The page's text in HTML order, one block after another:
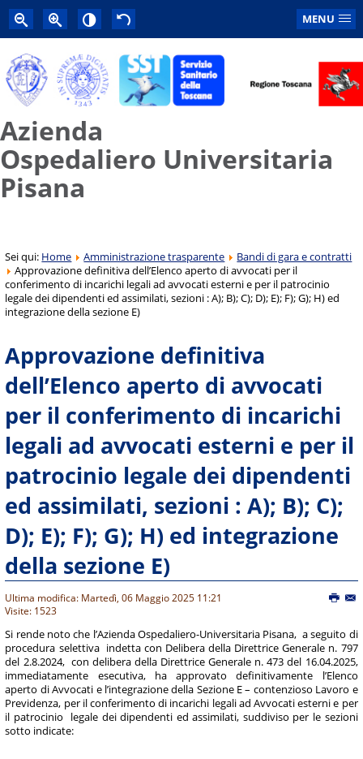
MENU
Azienda
Ospedaliero Universitaria
Pisana
Sei qui: Home Amministrazione trasparente
Bandi di gara e contratti
Approvazione definitiva dell’Elenco aperto di avvocati per il
conferimento di incarichi legali ad avvocati esterni e per il patrocinio
legale dei dipendenti ed assimilati, sezioni : A); B); C); D); E); F); G); H) ed
integrazione della sezione E)
Approvazione definitiva
dell’Elenco aperto di avvocati
per il conferimento di incarichi
legali ad avvocati esterni e per il
patrocinio legale dei dipendenti
ed assimilati, sezioni : A); B); C);
D); E); F); G); H) ed integrazione
della sezione E)
Ultima modifica: Martedì, 06 Maggio 2025 11:21
Visite: 1523
Si rende noto che l’Azienda Ospedaliero-Universitaria Pisana, a seguito di
procedura selettiva indetta con Delibera della Direttrice Generale n. 797
del 2.8.2024, con delibera della Direttrice Generale n. 473 del 16.04.2025,
immediatamente esecutiva, ha approvato definitivamente l’Elenco
aperto di Avvocati e l’integrazione della Sezione E – contenzioso Lavoro e
Previdenza, per il conferimento di incarichi legali ad Avvocati esterni e per
il patrocinio legale dei dipendenti ed assimilati, suddiviso per le sezioni
sotto indicate: